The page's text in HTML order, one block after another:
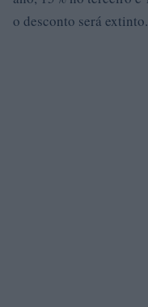
o desconto será extinto.